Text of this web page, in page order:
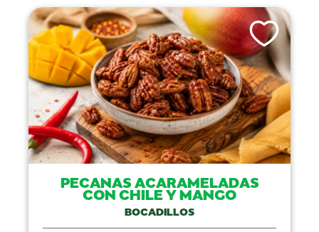
Like This
PECANAS ACARAMELADAS
CON CHILE Y MANGO
BOCADILLOS